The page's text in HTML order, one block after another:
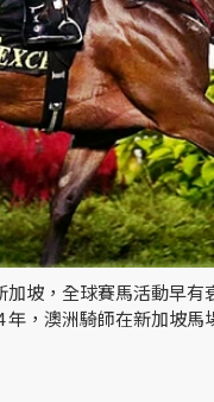
坡，全球賽馬活動早
，澳洲騎師在新加坡